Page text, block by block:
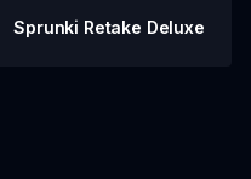
Sprunki Retake Deluxe